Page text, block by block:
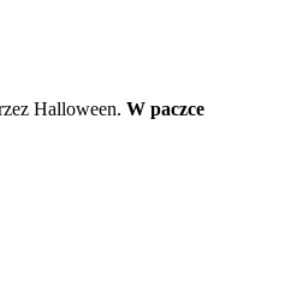
Halloween. W paczce